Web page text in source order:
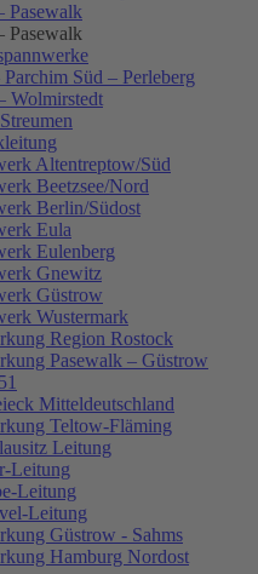
Pasewalk
Pasewalk
Süd – Perleberg
Wolmirstedt
Altentreptow/Süd
Beetzsee/Nord
Berlin/Südost
Eula
Eulenberg
Gnewitz
Güstrow
Wustermark
Region Rostock
Pasewalk – Güstrow
Mitteldeutschland
Teltow-Fläming
Leitung
Leitung
Leitung
Leitung
Güstrow - Sahms
Hamburg Nordost